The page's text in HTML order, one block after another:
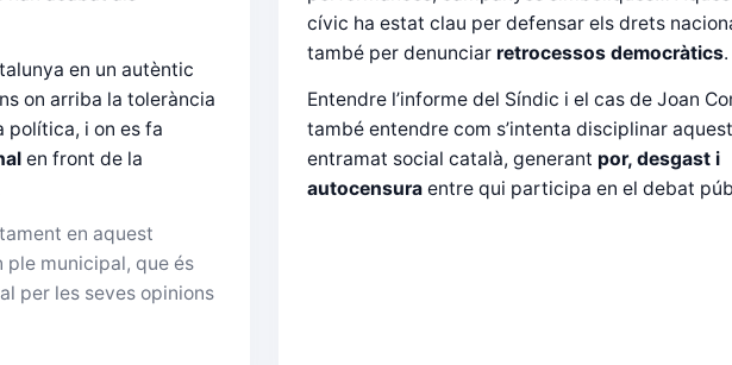
en un autèntic
on arriba la tolerància
política, i on es fa
en front de la
en aquest
ple municipal, que és
per les seves opinions
cívic ha estat clau per defensar els drets
també per denunciar retrocessos democràtics.
Entendre l’informe del Síndic i el cas de Joan
també entendre com s’intenta disciplinar aquest
entramat social català, generant por, desgast i
autocensura entre qui participa en el debat